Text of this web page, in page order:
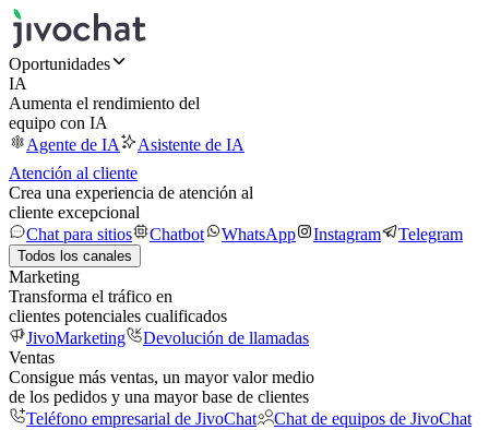
Oportunidades
IA
Aumenta el rendimiento del
equipo con IA
Agente de IA
Asistente de IA
Atención al cliente
Crea una experiencia de atención al
cliente excepcional
Chat para sitios
Chatbot WhatsApp Instagram Telegram
Todos los canales
Marketing
Transforma el tráfico en
clientes potenciales cualificados
JivoMarketing
Devolución de llamadas
Ventas
Consigue más ventas, un mayor valor medio
de los pedidos y una mayor base de clientes
Teléfono empresarial de JivoChat
Chat de equipos de JivoChat